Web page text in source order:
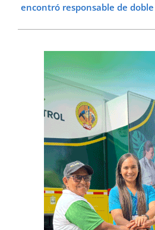
encontró responsable de